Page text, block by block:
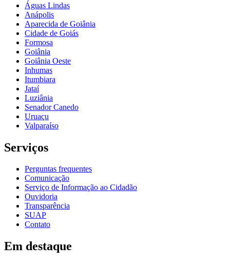
Águas Lindas
Anápolis
Aparecida de Goiânia
Cidade de Goiás
Formosa
Goiânia
Goiânia Oeste
Inhumas
Itumbiara
Jataí
Luziânia
Senador Canedo
Uruaçu
Valparaíso
Serviços
Perguntas frequentes
Comunicação
Serviço de Informação ao Cidadão
Ouvidoria
Transparência
SUAP
Contato
Em destaque